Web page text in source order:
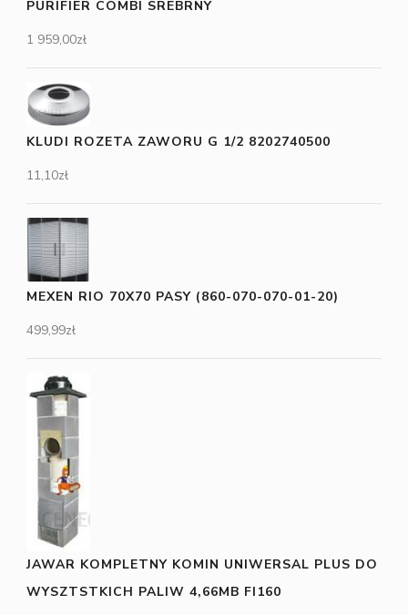
PURIFIER COMBI SREBRNY
1 959,00zł
KLUDI ROZETA ZAWORU G 1/2 8202740500
11,10zł
MEXEN RIO 70X70 PASY (860-070-070-01-20)
499,99zł
JAWAR KOMPLETNY KOMIN UNIWERSAL PLUS DO
WYSZTSTKICH PALIW 4,66MB FI160